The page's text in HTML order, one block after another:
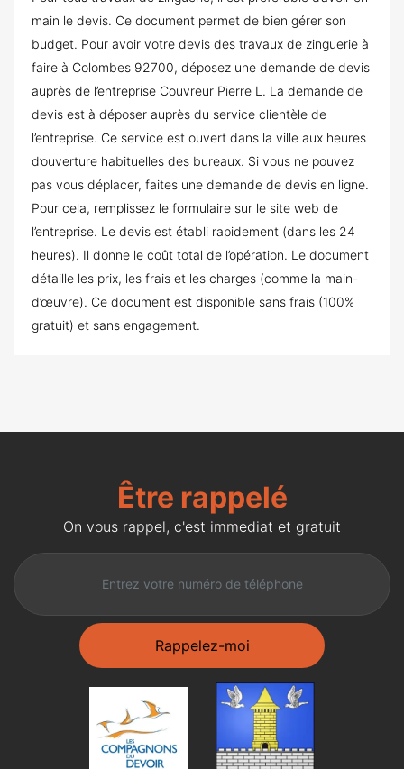
main le devis. Ce document permet de bien gérer son
budget. Pour avoir votre devis des travaux de zinguerie à
faire à Colombes 92700, déposez une demande de devis
auprès de l’entreprise Couvreur Pierre L. La demande de
devis est à déposer auprès du service clientèle de
l’entreprise. Ce service est ouvert dans la ville aux heures
d’ouverture habituelles des bureaux. Si vous ne pouvez
pas vous déplacer, faites une demande de devis en ligne.
Pour cela, remplissez le formulaire sur le site web de
l’entreprise. Le devis est établi rapidement (dans les 24
heures). Il donne le coût total de l’opération. Le document
détaille les prix, les frais et les charges (comme la main-
d’œuvre). Ce document est disponible sans frais (100%
gratuit) et sans engagement.
Être rappelé
On vous rappel, c'est immediat et gratuit